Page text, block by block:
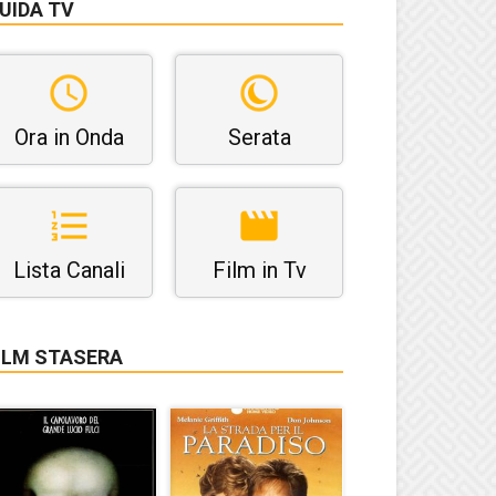
TV
Ora in Onda Serata
Lista Canali Film in Tv
STASERA